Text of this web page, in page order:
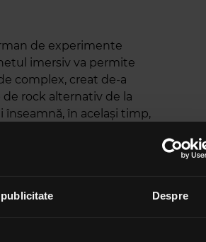
Despre
de experimente
imersiv va permite
complex, creat de-a
rock alternativ de la
în același timp,
în care Vița de Vie
noastră „Albumul de